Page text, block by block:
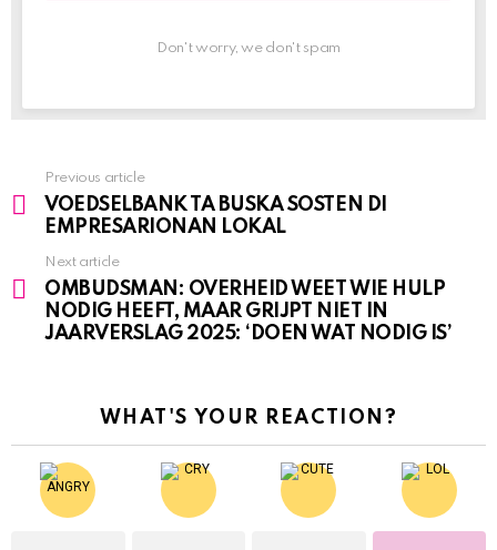
Don't worry, we don't spam
See
more
Previous article
VOEDSELBANK TA BUSKA SOSTEN DI
EMPRESARIONAN LOKAL
Next article
OMBUDSMAN: OVERHEID WEET WIE HULP
NODIG HEEFT, MAAR GRIJPT NIET IN
JAARVERSLAG 2025: ‘DOEN WAT NODIG IS’
WHAT'S YOUR REACTION?